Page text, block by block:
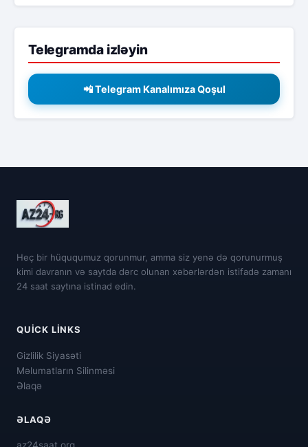
Telegramda izləyin
📲 Telegram Kanalımıza Qoşul
Heç bir hüququmuz qorunmur, amma siz yenə də qorunurmuş
kimi davranın və saytda dərc olunan xəbərlərdən istifadə zamanı
24 saat saytına istinad edin.
QUICK LINKS
Gizlilik Siyasəti
Məlumatların Silinməsi
Əlaqə
ƏLAQƏ
az24saat.org